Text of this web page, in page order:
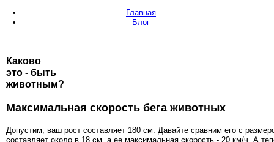
Главная
Блог
Каково
это - быть
животным?
Максимальная скорость бега животных
Допустим, ваш рост составляет 180 см. Давайте сравним его с
составляет около в 18 см, а ее максимальная скорость - 20 км/ч. А